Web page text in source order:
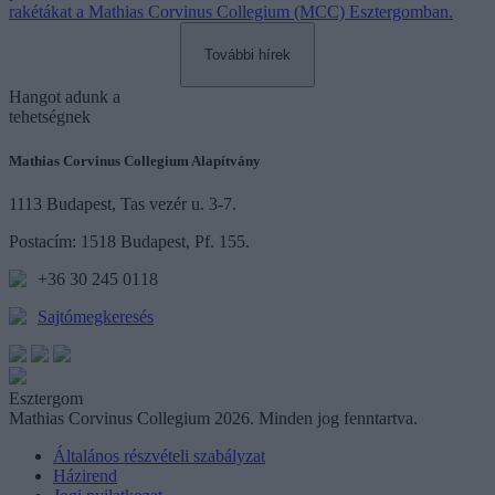
rakétákat a Mathias Corvinus Collegium (MCC) Esztergomban.
További hírek
Hangot adunk a
tehetségnek
Mathias Corvinus Collegium Alapítvány
1113 Budapest, Tas vezér u. 3-7.
Postacím: 1518 Budapest, Pf. 155.
+36 30 245 0118
Sajtómegkeresés
Esztergom
Mathias Corvinus Collegium 2026. Minden jog fenntartva.
Általános részvételi szabályzat
Házirend